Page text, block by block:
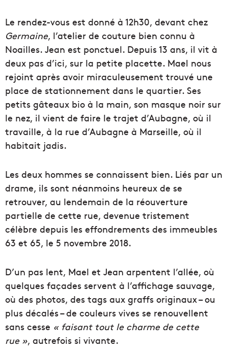
Le rendez-vous est donné à 12h30, devant chez
Germaine, l’atelier de couture bien connu à
Noailles. Jean est ponctuel. Depuis 13 ans, il vit à
deux pas d’ici, sur la petite placette. Mael nous
rejoint après avoir miraculeusement trouvé une
place de stationnement dans le quartier. Ses
petits gâteaux bio à la main, son masque noir sur
le nez, il vient de faire le trajet d’Aubagne, où il
travaille, à la rue d’Aubagne à Marseille, où il
habitait jadis.
Les deux hommes se connaissent bien. Liés par un
drame, ils sont néanmoins heureux de se
retrouver, au lendemain de la réouverture
partielle de cette rue, devenue tristement
célèbre depuis les effondrements des immeubles
63 et 65, le 5 novembre 2018.
D’un pas lent, Mael et Jean arpentent l’allée, où
quelques façades servent à l’affichage sauvage,
où des photos, des tags aux graffs originaux – ou
plus décalés – de couleurs vives se renouvellent
sans cesse « faisant tout le charme de cette
rue », autrefois si vivante.